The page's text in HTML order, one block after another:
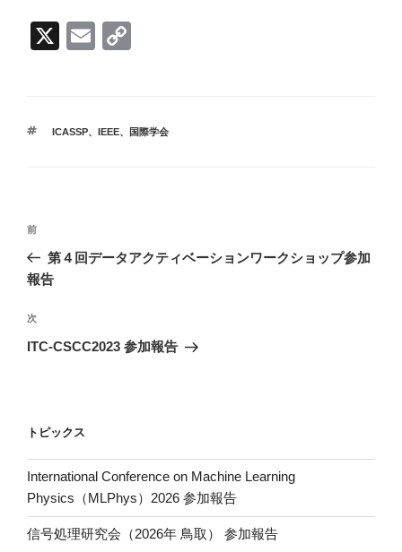
X
E
y
タ
ICASSP、 IEEE、 国際学会
投
ナ
ゲ
ー
前
の
投
前
第４回データアクティベーションワークショップ参加
報告
次
の
次
ITC-CSCC2023 参加報告
トピックス
International Conference on Machine Learning
Physics（MLPhys）2026 参加報告
信号処理研究会（2026年 鳥取） 参加報告